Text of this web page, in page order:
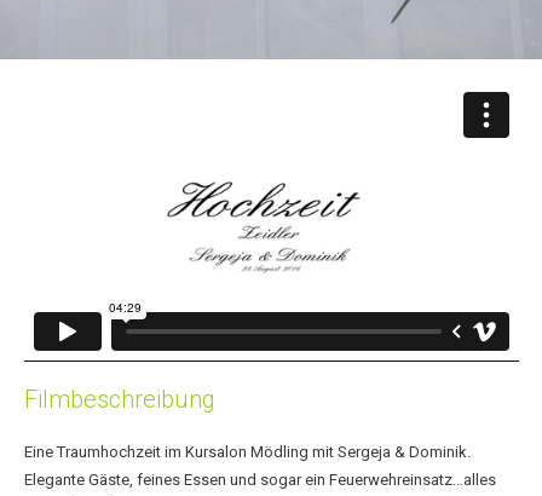
Filmbeschreibung
Eine Traumhochzeit im Kursalon Mödling mit Sergeja & Dominik.
Elegante Gäste, feines Essen und sogar ein Feuerwehreinsatz…alles